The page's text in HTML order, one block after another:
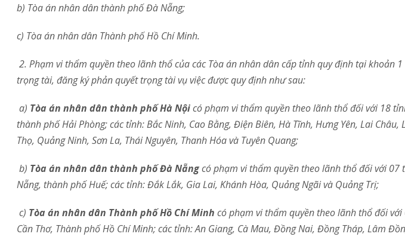
b) Tòa án nhân dân thành phố Đà Nẵng;
c) Tòa án nhân dân Thành phố Hồ Chí Minh.
2. Phạm vi thẩm quyền theo lãnh thổ của các Tòa án nhân dân cấp tỉnh quy định tại khoản
trọng tài, đăng ký phản quyết trọng tài vụ việc được quy định như sau:
a) Tòa án nhân dân thành phố Hà Nộicó phạm vi thẩm quyền theo lãnh thổ đối với 18
thành phố Hải Phòng; các tỉnh: Bắc Ninh, Cao Bằng, Điện Biên, Hà Tĩnh, Hưng Yên, Lai Châu,
Thọ, Quảng Ninh, Sơn La, Thái Nguyên, Thanh Hóa và Tuyên Quang;
b) Tòa án nhân dân thành phố Đà Nẵngcó phạm vi thẩm quyền theo lãnh thổ đối với
Nẵng, thành phố Huế; các tỉnh: Đắk Lắk, Gia Lai, Khánh Hòa, Quảng Ngãi và Quảng Trị;
c) Tòa án nhân dân Thành phố Hồ Chí Minh có phạm vi thẩm quyền theo lãnh thổ đối
Cần Thơ, Thành phố Hồ Chí Minh; các tỉnh: An Giang, Cà Mau, Đồng Nai, Đồng Tháp, Lâm